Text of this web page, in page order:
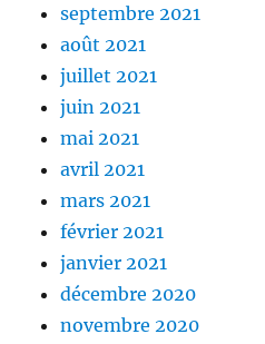
septembre 2021
août 2021
juillet 2021
juin 2021
mai 2021
avril 2021
mars 2021
février 2021
janvier 2021
décembre 2020
novembre 2020